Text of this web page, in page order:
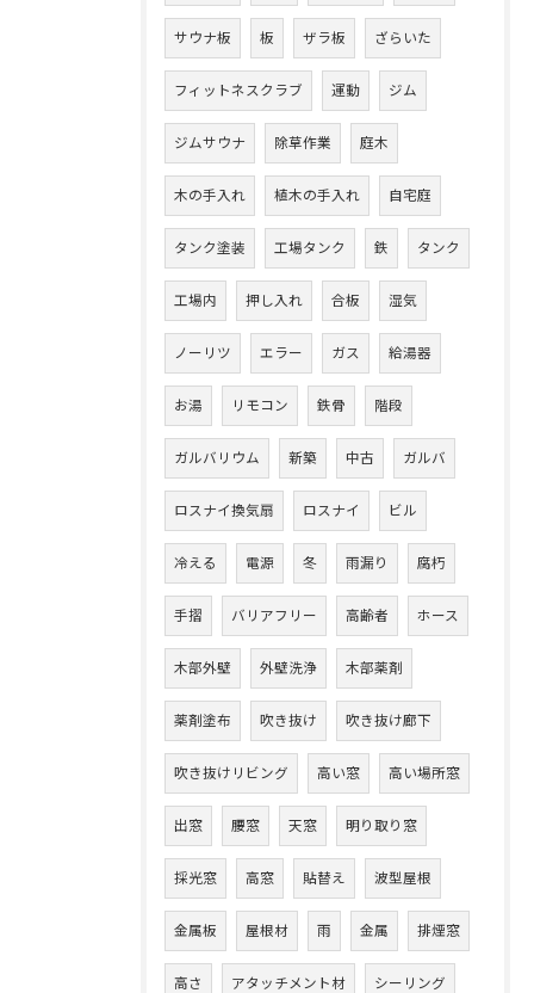
サウナ板 板 ザラ板 ざらいた
フィットネスクラブ 運動 ジム
ジムサウナ 除草作業 庭木
木の手入れ 植木の手入れ 自宅庭
タンク塗装 工場タンク 鉄 タンク
工場内 押し入れ 合板 湿気
ノーリツ エラー ガス 給湯器
お湯 リモコン 鉄骨 階段
ガルバリウム 新築 中古 ガルバ
ロスナイ換気扇 ロスナイ ビル
冷える 電源 冬 雨漏り 腐朽
手摺 バリアフリー 高齢者 ホース
木部外壁 外壁洗浄 木部薬剤
薬剤塗布 吹き抜け 吹き抜け廊下
吹き抜けリビング 高い窓 高い場所窓
出窓 腰窓 天窓 明り取り窓
採光窓 高窓 貼替え 波型屋根
金属板 屋根材 雨 金属 排煙窓
高さ アタッチメント材 シーリング